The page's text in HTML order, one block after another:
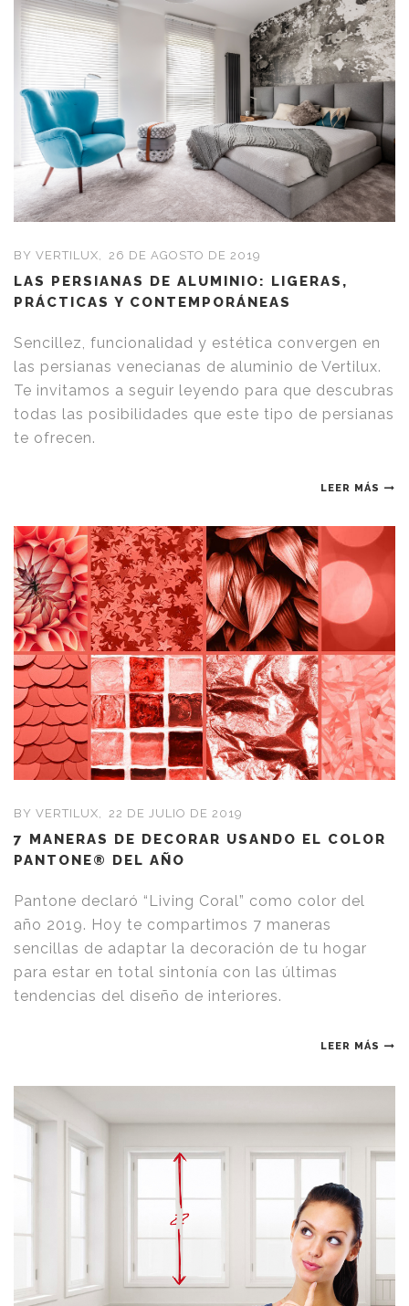
BY VERTILUX, 26 DE AGOSTO DE 2019
LAS PERSIANAS DE ALUMINIO: LIGERAS,
PRÁCTICAS Y CONTEMPORÁNEAS
Sencillez, funcionalidad y estética convergen en
las persianas venecianas de aluminio de Vertilux.
Te invitamos a seguir leyendo para que descubras
todas las posibilidades que este tipo de persianas
te ofrecen.
LEER MÁS
BY VERTILUX, 22 DE JULIO DE 2019
7 MANERAS DE DECORAR USANDO EL COLOR
PANTONE® DEL AÑO
Pantone declaró “Living Coral” como color del
año 2019. Hoy te compartimos 7 maneras
sencillas de adaptar la decoración de tu hogar
para estar en total sintonía con las últimas
tendencias del diseño de interiores.
LEER MÁS